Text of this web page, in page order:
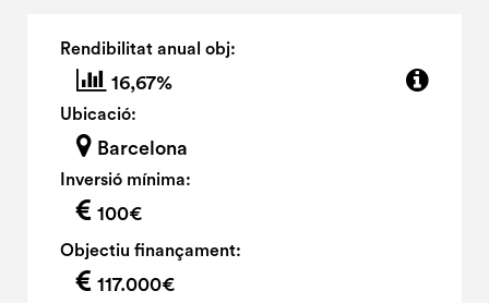
Rendibilitat anual obj:
16,67%
Ubicació:
Barcelona
Inversió mínima:
100€
Objectiu finançament:
117.000€